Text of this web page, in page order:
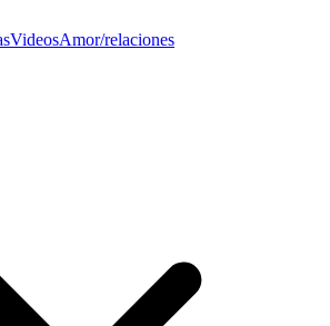
VideosAmor/relaciones